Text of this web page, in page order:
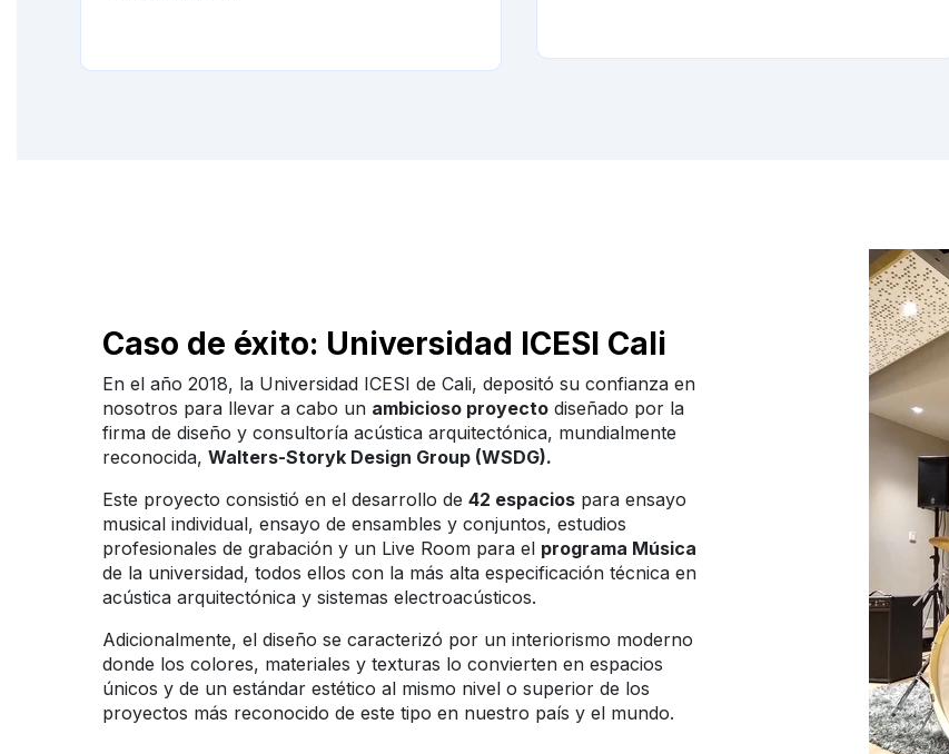
Caso de éxito: Universidad ICESI Cali
En el año 2018, la Universidad ICESI de Cali, depositó su confianza en
nosotros para llevar a cabo un ambicioso proyecto diseñado por la
firma de diseño y consultoría acústica arquitectónica, mundialmente
reconocida, Walters-Storyk Design Group (WSDG).
Este proyecto consistió en el desarrollo de 42 espacios para ensayo
musical individual, ensayo de ensambles y conjuntos, estudios
profesionales de grabación y un Live Room para el programa Música
de la universidad, todos ellos con la más alta especificación técnica en
acústica arquitectónica y sistemas electroacústicos.
Adicionalmente, el diseño se caracterizó por un interiorismo moderno
donde los colores, materiales y texturas lo convierten en espacios
únicos y de un estándar estético al mismo nivel o superior de los
proyectos más reconocido de este tipo en nuestro país y el mundo.